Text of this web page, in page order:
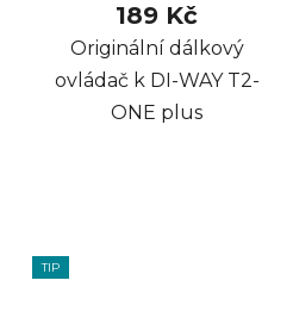
189 Kč
Originální dálkový
ovládač k DI-WAY T2-
ONE plus
TIP